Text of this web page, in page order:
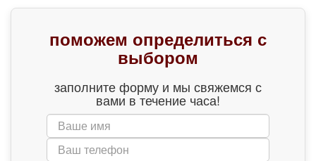
поможем определиться с
выбором
заполните форму и мы свяжемся с
вами в течение часа!